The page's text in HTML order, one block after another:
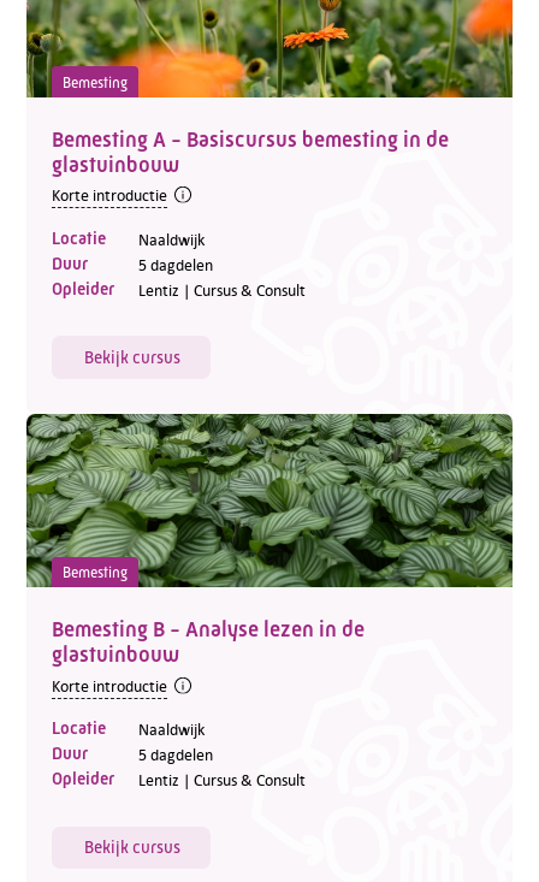
Bemesting
Bemesting A - Basiscursus bemesting in de
glastuinbouw
Korte introductie
Locatie Naaldwijk
Duur 5 dagdelen
Opleider Lentiz | Cursus & Consult
Bekijk cursus
Bemesting
Bemesting B - Analyse lezen in de
glastuinbouw
Korte introductie
Locatie Naaldwijk
Duur 5 dagdelen
Opleider Lentiz | Cursus & Consult
Bekijk cursus